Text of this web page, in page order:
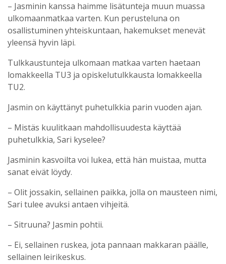
– Jasminin kanssa haimme lisätunteja muun muassa
ulkomaanmatkaa varten. Kun perusteluna on
osallistuminen yhteiskuntaan, hakemukset menevät
yleensä hyvin läpi.
Tulkkaustunteja ulkomaan matkaa varten haetaan
lomakkeella TU3 ja opiskelutulkkausta lomakkeella
TU2.
Jasmin on käyttänyt puhetulkkia parin vuoden ajan.
– Mistäs kuulitkaan mahdollisuudesta käyttää
puhetulkkia, Sari kyselee?
Jasminin kasvoilta voi lukea, että hän muistaa, mutta
sanat eivät löydy.
– Olit jossakin, sellainen paikka, jolla on mausteen nimi,
Sari tulee avuksi antaen vihjeitä.
– Sitruuna? Jasmin pohtii.
– Ei, sellainen ruskea, jota pannaan makkaran päälle,
sellainen leirikeskus.